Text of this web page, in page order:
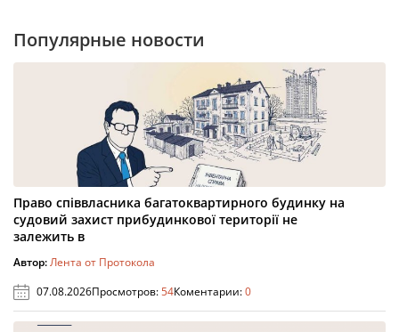
Популярные новости
Право співвласника багатоквартирного будинку на
судовий захист прибудинкової території не
залежить в
Автор:Лента от Протокола
07.08.2026Просмотров:54Коментарии:0